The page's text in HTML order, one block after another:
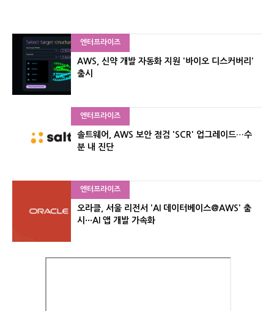
엔터프라이즈
AWS, 신약 개발 자동화 지원 '바이오 디스커버리'
출시
엔터프라이즈
솔트웨어, AWS 보안 점검 'SCR' 업그레이드…수
분 내 진단
엔터프라이즈
오라클, 서울 리전서 'AI 데이터베이스@AWS' 출
시···AI 앱 개발 가속화